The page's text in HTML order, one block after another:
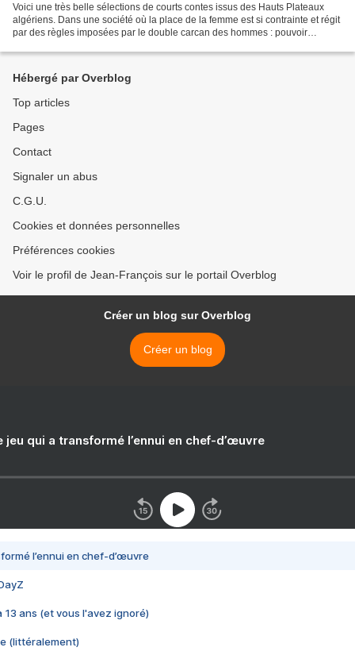
Voici une très belle sélections de courts contes issus des Hauts Plateaux
algériens. Dans une société où la place de la femme est si contrainte et régit
par des règles imposées par le double carcan des hommes : pouvoir
Hébergé par Overblog
Top articles
Pages
Contact
Signaler un abus
C.G.U.
Cookies et données personnelles
Préférences cookies
Voir le profil de Jean-François sur le portail Overblog
Créer un blog sur Overblog
Créer un blog
jeu qui a transformé l’ennui en chef-d’œuvre
l’ennui en chef-d’œuvre
13 ans (et vous l'avez ignoré)
(littéralement)